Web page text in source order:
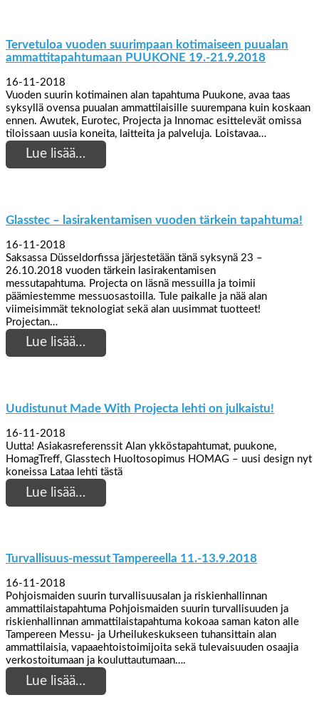
Tervetuloa vuoden suurimpaan kotimaiseen puualan
ammattitapahtumaan PUUKONE 19.-21.9.2018
16-11-2018
Vuoden suurin kotimainen alan tapahtuma Puukone, avaa taas
syksyllä ovensa puualan ammattilaisille suurempana kuin koskaan
ennen. Awutek, Eurotec, Projecta ja Innomac esittelevät omissa
tiloissaan uusia koneita, laitteita ja palveluja. Loistavaa…
Lue lisää…
Glasstec – lasirakentamisen vuoden tärkein tapahtuma!
16-11-2018
Saksassa Düsseldorfissa järjestetään tänä syksynä 23 –
26.10.2018 vuoden tärkein lasirakentamisen
messutapahtuma. Projecta on läsnä messuilla ja toimii
päämiestemme messuosastoilla. Tule paikalle ja nää alan
viimeisimmät teknologiat sekä alan uusimmat tuotteet!
Projectan…
Lue lisää…
Uudistunut Made With Projecta lehti on julkaistu!
16-11-2018
Uutta! Asiakasreferenssit Alan ykköstapahtumat, puukone,
HomagTreff, Glasstech Huoltosopimus HOMAG – uusi design nyt
koneissa Lataa lehti tästä
Lue lisää…
Turvallisuus-messut Tampereella 11.-13.9.2018
16-11-2018
Pohjoismaiden suurin turvallisuusalan ja riskienhallinnan
ammattilaistapahtuma Pohjoismaiden suurin turvallisuuden ja
riskienhallinnan ammattilaistapahtuma kokoaa saman katon alle
Tampereen Messu- ja Urheilukeskukseen tuhansittain alan
ammattilaisia, vapaaehtoistoimijoita sekä tulevaisuuden osaajia
verkostoitumaan ja kouluttautumaan….
Lue lisää…